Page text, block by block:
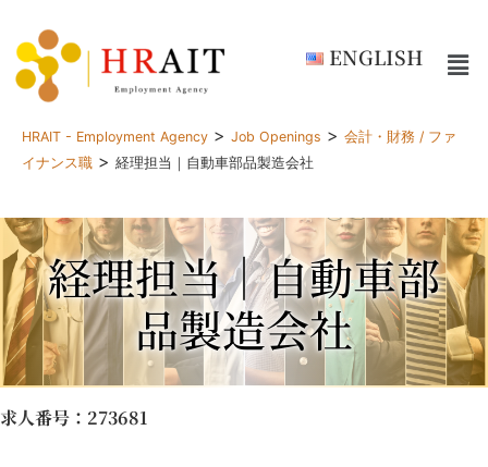
ENGLISH
HRAIT - Employment Agency > Job Openings > 会計・財務 / ファ
イナンス職 > 経理担当｜自動車部品製造会社
経理担当｜自動車部
品製造会社
求人番号 ：273681